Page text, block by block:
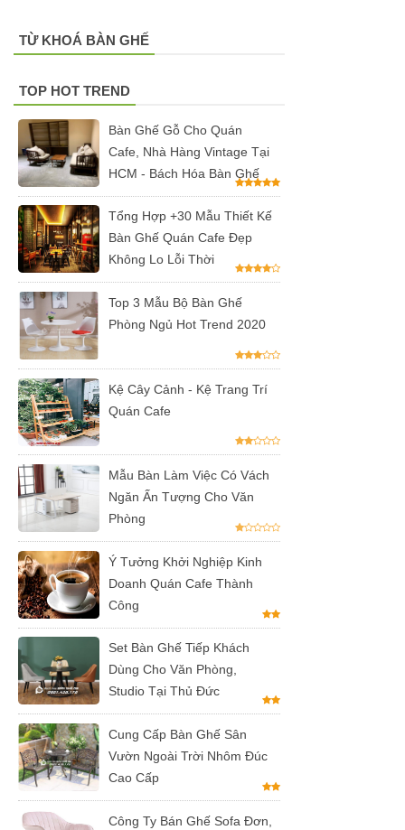
Ghế Eames
vải bố xanh
xám GLM27-
ghế dành
cho quán
cafe, cửa
hàng tại
Tp.HCM
Ghế chân
xoay mặt
ngồi đệm
GLM48-ghế
tiếp khách,
văn phòng
tại Tp.HCM
Bàn tròn
cafe tiếp
khách mặt
đá trắng,
đen, xám
chân trụ
thép sơn
tĩnh điện
màu đen,
TỪ KHOÁ BÀN GHẾ
TOP HOT TREND
Bàn Ghế Gỗ Cho Quán
Cafe, Nhà Hàng Vintage Tại
HCM - Bách Hóa Bàn Ghế
Tổng Hợp +30 Mẫu Thiết Kế
Bàn Ghế Quán Cafe Đẹp
Không Lo Lỗi Thời
Top 3 Mẫu Bộ Bàn Ghế
Phòng Ngủ Hot Trend 2020
Kệ Cây Cảnh - Kệ Trang Trí
Quán Cafe
Mẫu Bàn Làm Việc Có Vách
Ngăn Ấn Tượng Cho Văn
Phòng
Ý Tưởng Khởi Nghiệp Kinh
Doanh Quán Cafe Thành
Công
Set Bàn Ghế Tiếp Khách
Dùng Cho Văn Phòng,
Studio Tại Thủ Đức
Cung Cấp Bàn Ghế Sân
Vườn Ngoài Trời Nhôm Đúc
Cao Cấp
Công Ty Bán Ghế Sofa Đơn,